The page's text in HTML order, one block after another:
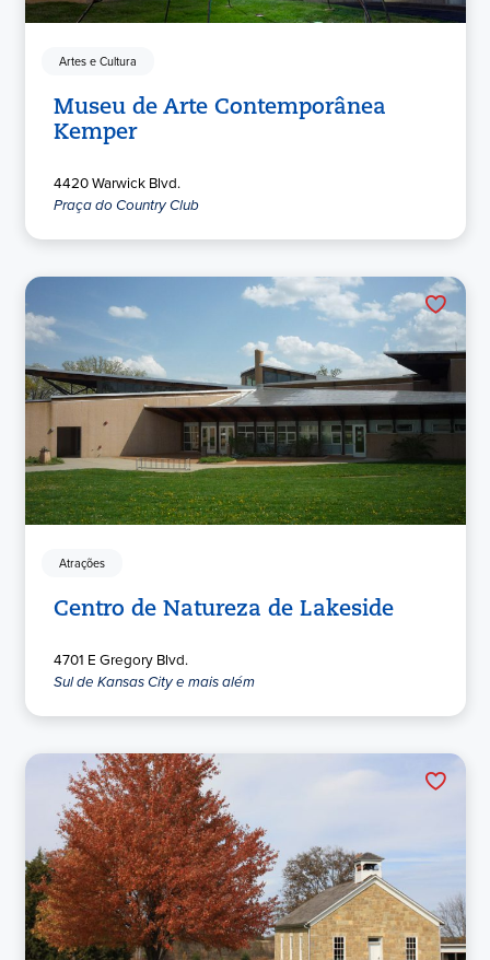
Artes e Cultura
Museu de Arte Contemporânea
Kemper
4420 Warwick Blvd.
Praça do Country Club
Atrações
Centro de Natureza de Lakeside
4701 E Gregory Blvd.
Sul de Kansas City e mais além